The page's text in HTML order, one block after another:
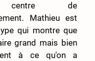
centre de
Mathieu est
qui montre que
grand mais bien
à ce qu'on a